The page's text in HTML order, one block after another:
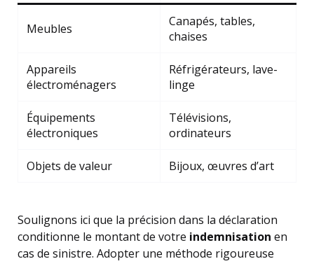
Meubles
Canapés, tables,
chaises
Appareils
électroménagers
Réfrigérateurs, lave-
linge
Équipements
électroniques
Télévisions,
ordinateurs
Objets de valeur Bijoux, œuvres d’art
Soulignons ici que la précision dans la déclaration
conditionne le montant de votre indemnisation en
cas de sinistre. Adopter une méthode rigoureuse